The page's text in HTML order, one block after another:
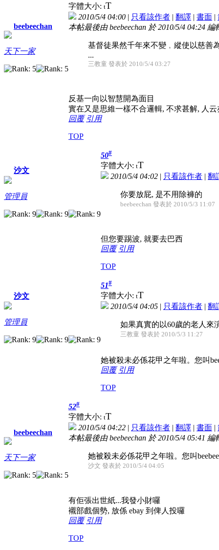
beebeechan
天下一家
字體大小: tT
2010/5/4 04:00 | 只看該作者 | 翻譯 | 書面 |
本帖最後由 beebeechan 於 2010/5/4 04:24 編
基督徒果然千年來不變﹐縱使以慈善
...
三教童 發表於 2010/5/4 03:27
反基一向以智慧開為面目
實在又是思維一樣不合邏輯, 不求甚解, 人
回覆 引用
TOP
沙文
管理員
50#
字體大小: tT
2010/5/4 04:02 | 只看該作者 | 翻
你要放屁, 是不用除褲的
beebeechan 發表於 2010/5/3 11:07
但您要踢波, 就要去巴西
回覆 引用
TOP
沙文
管理員
51#
字體大小: tT
2010/5/4 04:05 | 只看該作者 | 翻
如果真實的以60歲的老人來
三教童 發表於 2010/5/3 11:27
她被殺未必係花甲之年啦。您叫
回覆 引用
TOP
beebeechan
天下一家
52#
字體大小: tT
2010/5/4 04:22 | 只看該作者 | 翻譯 | 書面 |
本帖最後由 beebeechan 於 2010/5/4 05:41 編
她被殺未必係花甲之年啦。您叫
沙文 發表於 2010/5/4 04:05
有佢張出世紙...我發小財囉
襯部戲個勢, 放係 ebay 到俾人投囉
回覆 引用
TOP